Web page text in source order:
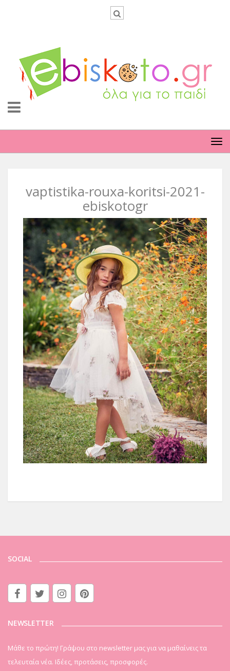
vaptistika-rouxa-koritsi-2021-
ebiskotogr
SOCIAL
NEWSLETTER
Μάθε το πρώτη! Γράψου στο newsletter μας για να μαθαίνεις τα
τελευταία νέα. Ιδέες, προτάσεις, προσφορές.